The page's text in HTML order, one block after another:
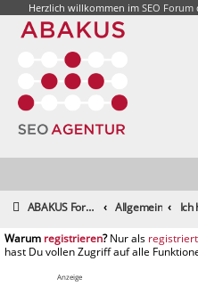
Herzlich willkommen im SEO Forum
ABAKUS Foren-Übersicht Allgemein
registrieren
Anzeige